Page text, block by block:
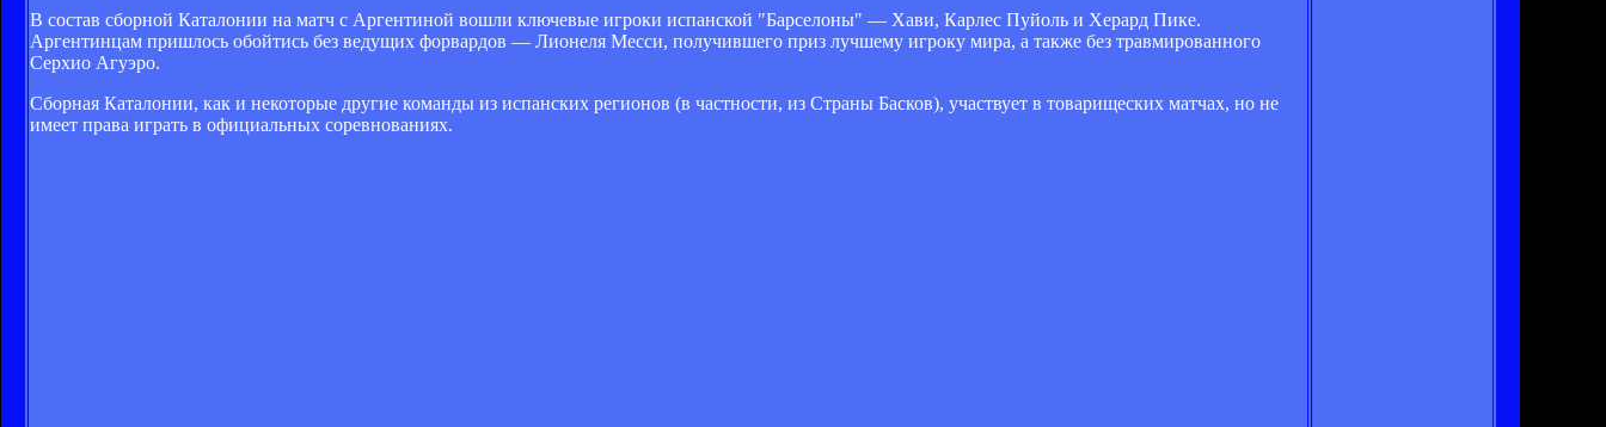
В состав сборной Каталонии на матч с Аргентиной вошли ключевые игроки испанской "Барселоны" — Хави, Карлес Пуйоль и Херард Пике.
Аргентинцам пришлось обойтись без ведущих форвардов — Лионеля Месси, получившего приз лучшему игроку мира, а также без травмированного
Серхио Агуэро.
Сборная Каталонии, как и некоторые другие команды из испанских регионов (в частности, из Страны Басков), участвует в товарищеских матчах, но не
имеет права играть в официальных соревнованиях.